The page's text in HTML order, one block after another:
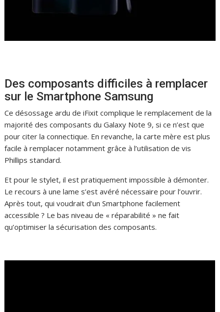
Des composants difficiles à remplacer
sur le Smartphone Samsung
Ce désossage ardu de iFixit complique le remplacement de la
majorité des composants du Galaxy Note 9, si ce n’est que
pour citer la connectique. En revanche, la carte mère est plus
facile à remplacer notamment grâce à l’utilisation de vis
Phillips standard.
Et pour le stylet, il est pratiquement impossible à démonter.
Le recours à une lame s’est avéré nécessaire pour l’ouvrir.
Après tout, qui voudrait d’un Smartphone facilement
accessible ? Le bas niveau de « réparabilité » ne fait
qu’optimiser la sécurisation des composants.